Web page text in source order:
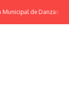
de Danzas “El